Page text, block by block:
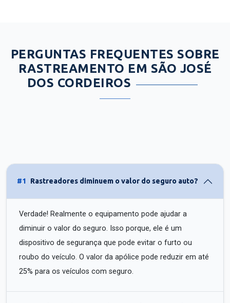
PERGUNTAS FREQUENTES SOBRE
RASTREAMENTO EM SÃO JOSÉ
DOS CORDEIROS
#1 Rastreadores diminuem o valor do seguro auto?
Verdade! Realmente o equipamento pode ajudar a
diminuir o valor do seguro. Isso porque, ele é um
dispositivo de segurança que pode evitar o furto ou
roubo do veículo. O valor da apólice pode reduzir em até
25% para os veículos com seguro.